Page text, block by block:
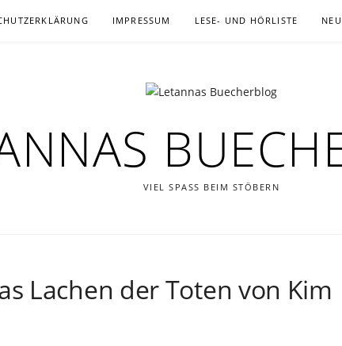
IMPRESSUM LESE- UND HÖRLISTE
VIEL SPASS BEIM STÖBERN
Lachen der Toten von Kim